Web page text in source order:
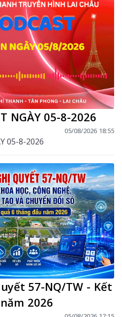
NGÀY 05-8-2026
05/08/2026 18:55
05-8-2026
57-NQ/TW - Kết
2026